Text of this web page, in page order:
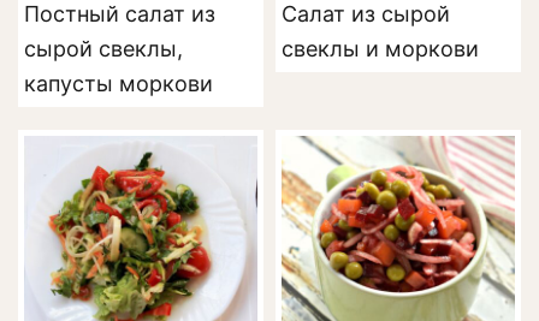
Постный салат из
сырой свеклы,
капусты моркови
Салат из сырой
свеклы и моркови